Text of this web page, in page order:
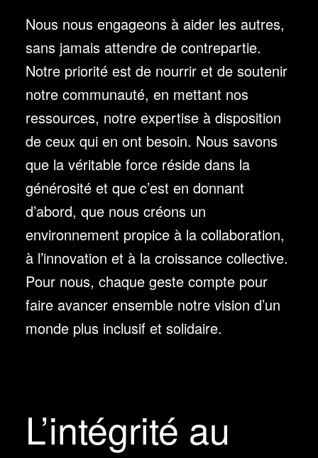
Nous nous engageons à aider les autres,
sans jamais attendre de contrepartie.
Notre priorité est de nourrir et de soutenir
notre communauté, en mettant nos
ressources, notre expertise à disposition
de ceux qui en ont besoin. Nous savons
que la véritable force réside dans la
générosité et que c’est en donnant
d’abord, que nous créons un
environnement propice à la collaboration,
à l’innovation et à la croissance collective.
Pour nous, chaque geste compte pour
faire avancer ensemble notre vision d’un
monde plus inclusif et solidaire.
L’intégrité au